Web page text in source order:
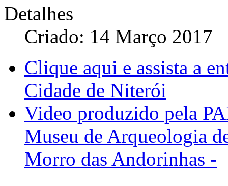
Detalhes
Criado: 14 Março 2017
Clique aqui e assista a
Cidade de Niterói
Video produzido pela
Museu de Arqueologia
Morro das Andorinhas -